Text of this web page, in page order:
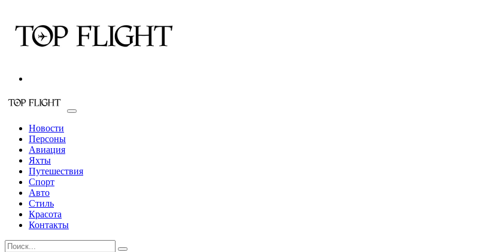
Новости
Персоны
Авиация
Яхты
Путешествия
Спорт
Авто
Стиль
Красота
Контакты